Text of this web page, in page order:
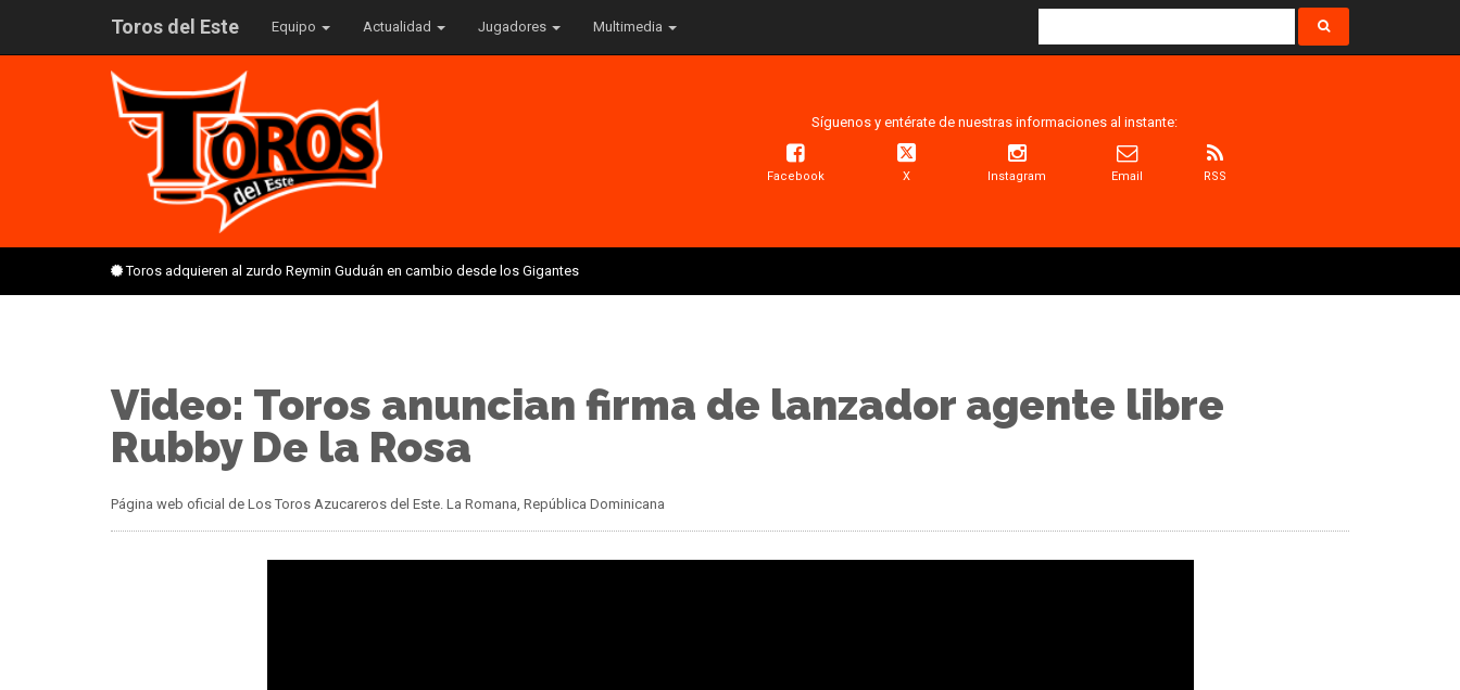
Toros del Este Equipo Actualidad Jugadores Multimedia
Síguenos y entérate de nuestras informaciones al instante:
Facebook X Instagram Email RSS
Toros adquieren al zurdo Reymin Guduán en cambio desde los Gigantes
Video: Toros anuncian firma de lanzador agente libre
Rubby De la Rosa
Página web oficial de Los Toros Azucareros del Este. La Romana, República Dominicana